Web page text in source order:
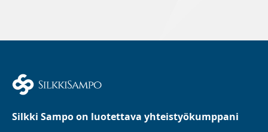
Silkki Sampo on luotettava yhteistyökumppani